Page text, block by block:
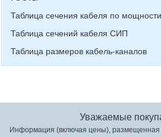
Таблица сечения кабеля по мощности
Таблица сечений кабеля СИП
Таблица размеров кабель-каналов
Уважаемые
Информация (включая цены), размещенная